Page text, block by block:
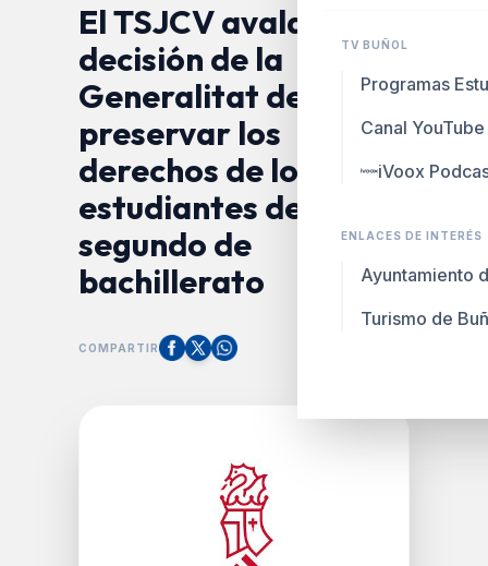
TV BUÑOL
Programas
Canal YouTube
iVoox
ENLACES DE INTERÉS
Ayuntamiento
Turismo de
El TSJCV avala la
decisión de la
Generalitat de
preservar los
derechos de los
estudiantes de
segundo de
bachillerato
COMPARTIR